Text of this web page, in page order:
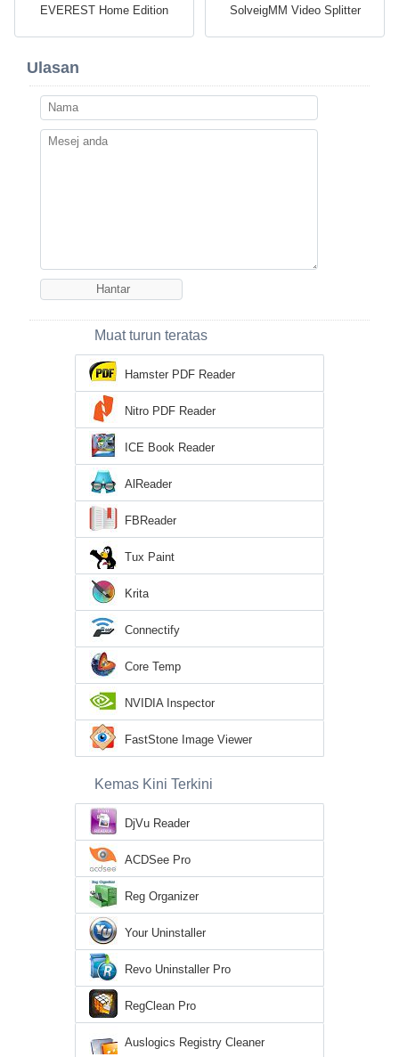
EVEREST Home Edition SolveigMM Video Splitter
Ulasan
Muat turun teratas
Hamster PDF Reader
Nitro PDF Reader
ICE Book Reader
AlReader
FBReader
Tux Paint
Krita
Connectify
Core Temp
NVIDIA Inspector
FastStone Image Viewer
Kemas Kini Terkini
DjVu Reader
ACDSee Pro
Reg Organizer
Your Uninstaller
Revo Uninstaller Pro
RegClean Pro
Auslogics Registry Cleaner